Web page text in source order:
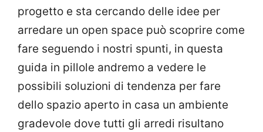
progetto e sta cercando delle idee per
arredare un open space può scoprire come
fare seguendo i nostri spunti, in questa
guida in pillole andremo a vedere le
possibili soluzioni di tendenza per fare
dello spazio aperto in casa un ambiente
gradevole dove tutti gli arredi risultano